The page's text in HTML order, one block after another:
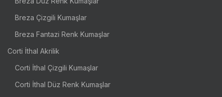
Breza Çizgili Kumaşlar
Breza Fantazi Renk Kumaşlar
Corti İthal Akrilik
Corti İthal Çizgili Kumaşlar
Corti İthal Düz Renk Kumaşlar